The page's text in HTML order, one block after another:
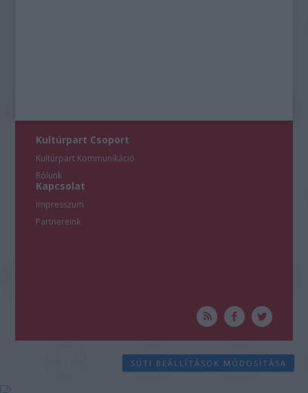
Kultúrpart Csoport
Kultúrpart Kommunikáció
Rólunk
Kapcsolat
Impresszum
Partnereink
SÜTI BEÁLLÍTÁSOK MÓDOSÍTÁSA